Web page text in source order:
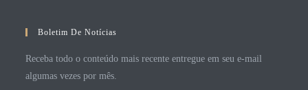
Boletim De Notícias
Receba todo o conteúdo mais recente entregue em seu e-mail
algumas vezes por mês.